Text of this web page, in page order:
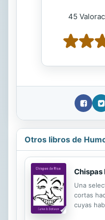
45
Otros libros de
Chispas
Una
cortas
cuyas